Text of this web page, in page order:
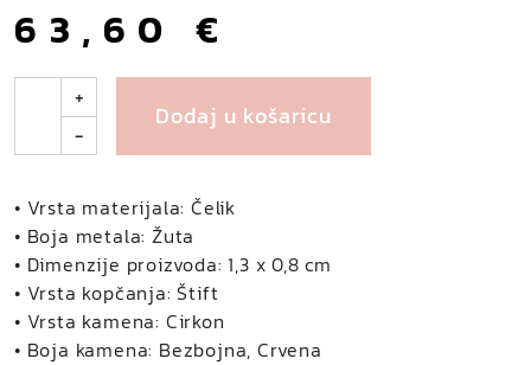
63,60€
y
n
n
e
n
a
u
+
-
Dodaj u košaricu
• Vrsta materijala: Čelik
• Boja metala: Žuta
• Dimenzije proizvoda: 1,3 x 0,8 cm
• Vrsta kopčanja: Štift
• Vrsta kamena: Cirkon
• Boja kamena: Bezbojna, Crvena